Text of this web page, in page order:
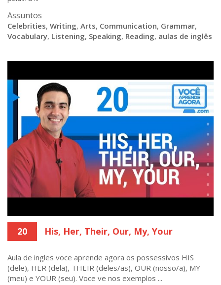
Assuntos
Celebrities, Writing, Arts, Communication, Grammar,
Vocabulary, Listening, Speaking, Reading, aulas de inglês
20 His, Her, Their, Our, My, Your
Aula de ingles voce aprende agora os possessivos HIS
(dele), HER (dela), THEIR (deles/as), OUR (nosso/a), MY
(meu) e YOUR (seu). Voce ve nos exemplos ...